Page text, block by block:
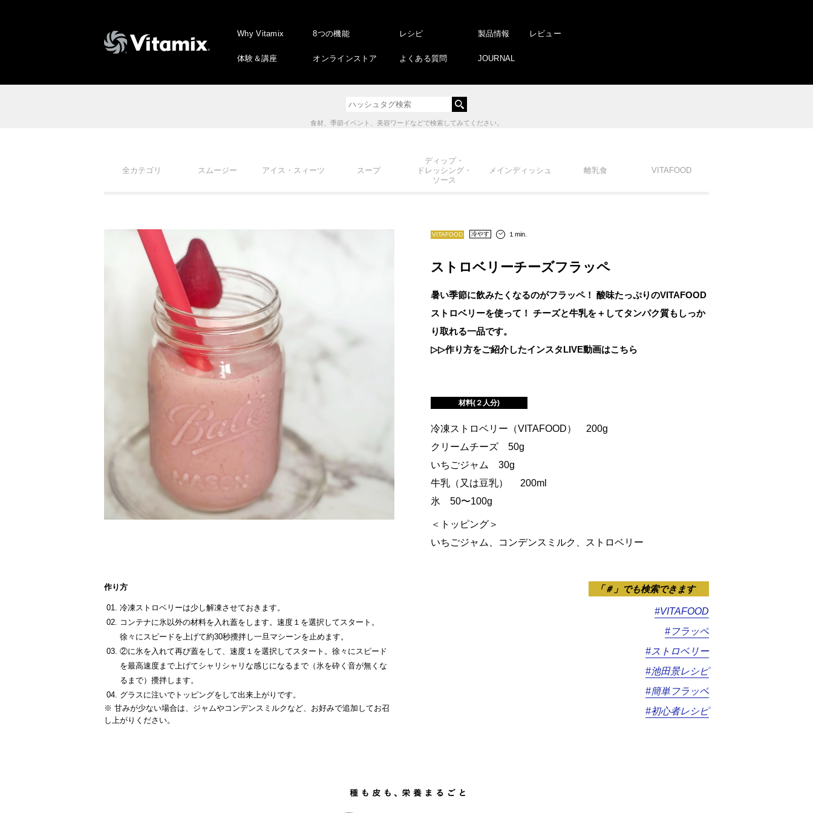
Why Vitamix
体験＆講座
8つの機能
オンラインストア
レシピ
よくある質問
製品情報
JOURNAL
レビュー
食材、季節イベント、美容ワードなどで検索してみてください。
全カテゴリ スムージー アイス・スィーツ スープ
ディップ・
ドレッシング・
ソース
メインディッシュ 離乳食 VITAFOOD
VITAFOOD 冷やす １min.
ストロベリーチーズフラッペ
暑い季節に飲みたくなるのがフラッペ！ 酸味たっぷりのVITAFOOD
ストロベリーを使って！ チーズと牛乳を＋してタンパク質もしっか
り取れる一品です。
▷▷作り方をご紹介したインスタLIVE動画はこちら
材料(２人分)
冷凍ストロベリー（VITAFOOD） 200g
クリームチーズ 50g
いちごジャム 30g
牛乳（又は豆乳） 200ml
氷 50〜100g
＜トッピング＞
いちごジャム、コンデンスミルク、ストロベリー
「＃」でも検索できます
#VITAFOOD
#フラッペ
#ストロベリー
#池田景レシピ
#簡単フラッペ
#初心者レシピ
作り方
冷凍ストロベリーは少し解凍させておきます。
コンテナに氷以外の材料を入れ蓋をします。速度１を選択してスタート。
徐々にスピードを上げて約30秒攪拌し一旦マシーンを止めます。
②に氷を入れて再び蓋をして、速度１を選択してスタート。徐々にスピード
を最高速度まで上げてシャリシャリな感じになるまで（氷を砕く音が無くな
るまで）攪拌します。
グラスに注いでトッピングをして出来上がりです。
※ 甘みが少ない場合は、ジャムやコンデンスミルクなど、お好みで追加してお召
し上がりください。